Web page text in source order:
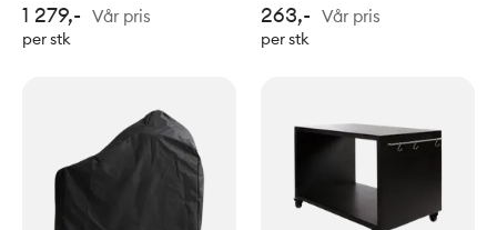
1 279,- Vår pris
per stk
263,- Vår pris
per stk